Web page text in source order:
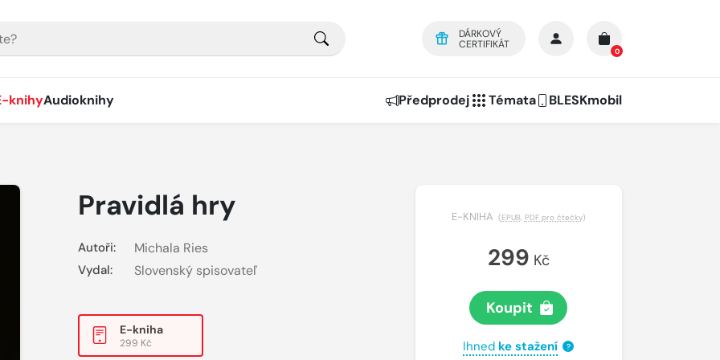
DÁRKOVÝ
CERTIFIKÁT
0
knihyAudioknihy Předprodej Témata BLESKmobil
Pravidlá hry
Autoři: Michala Ries
Vydal: Slovenský spisovateľ
E-kniha
299 Kč
E-KNIHA (EPUB, PDF pro čtečky)
299 Kč
Koupit
Ihned ke stažení ?